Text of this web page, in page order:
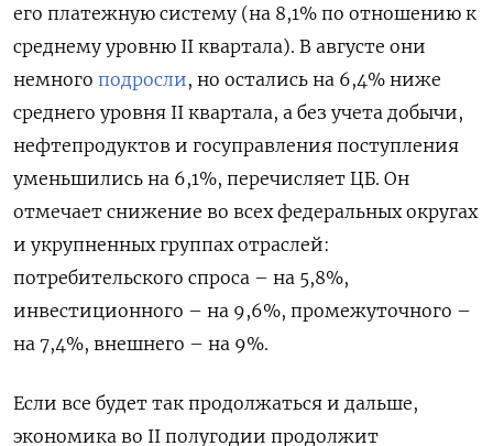
его платежную систему (на 8,1% по отношению к
среднему уровню II квартала). В августе они
немного подросли, но остались на 6,4% ниже
среднего уровня II квартала, а без учета добычи,
нефтепродуктов и госуправления поступления
уменьшились на 6,1%, перечисляет ЦБ. Он
отмечает снижение во всех федеральных округах
и укрупненных группах отраслей:
потребительского спроса – на 5,8%,
инвестиционного – на 9,6%, промежуточного –
на 7,4%, внешнего – на 9%.
Если все будет так продолжаться и дальше,
экономика во II полугодии продолжит